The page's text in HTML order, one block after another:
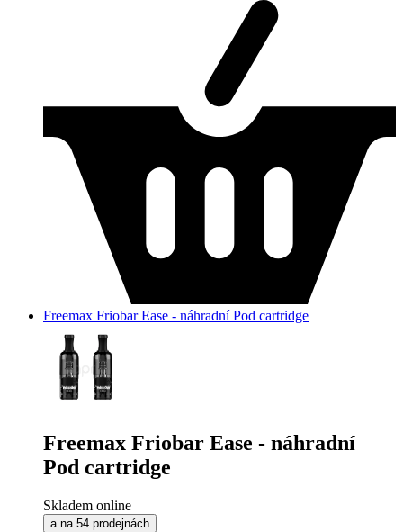
Freemax Friobar Ease - náhradní Pod cartridge
Freemax Friobar Ease - náhradní
Pod cartridge
Skladem online
a na 54 prodejnách